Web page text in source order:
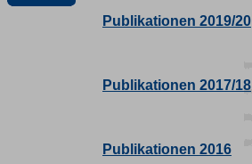
Publikationen 2019/20
Publikationen 2017/18
Publikationen 2016